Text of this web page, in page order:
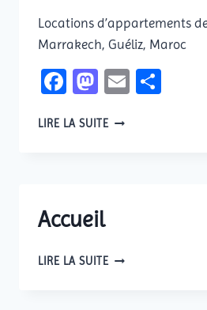
Locations d’appartements
Marrakech, Guéliz, Maroc
Facebook
Mastodon
Email
LIRE LA SUITEBIENVENUE
Accueil
LIRE LA SUITEACCUEIL